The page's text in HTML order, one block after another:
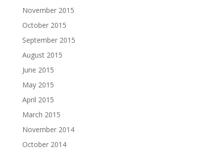
November 2015
October 2015
September 2015
August 2015
June 2015
May 2015
April 2015
March 2015
November 2014
October 2014